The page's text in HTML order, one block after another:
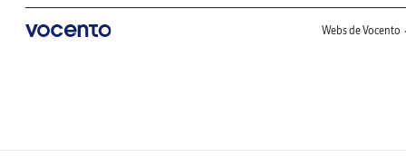
Webs de Vocento